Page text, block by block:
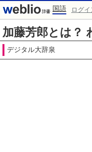
国語 ログイ
加藤芳郎とは？
デジタル大辞泉